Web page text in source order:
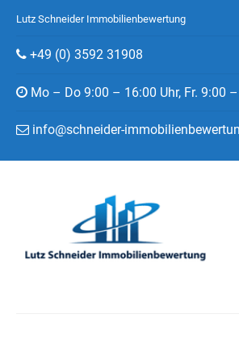
Lutz Schneider Immobilienbewertung
+49 (0) 3592 31908
Mo – Do 9:00 – 16:00 Uhr, Fr. 9:00
info@schneider-